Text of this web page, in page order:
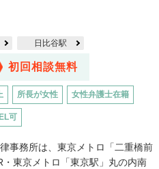
日比谷駅
初回相談無料
所長が女性 女性弁護士在籍
可
事務所は、東京メトロ「二重橋前
東京メトロ「東京駅」丸の内南